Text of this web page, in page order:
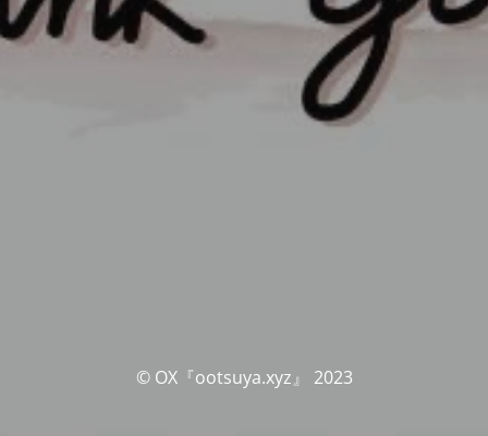
© OX『ootsuya.xyz』 2023